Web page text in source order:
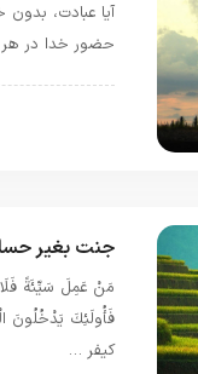
آیا عبادت،
حضور خدا در
جنت بغیر
مَنْ عَمِلَ سَيِّئَةً
كيفر …